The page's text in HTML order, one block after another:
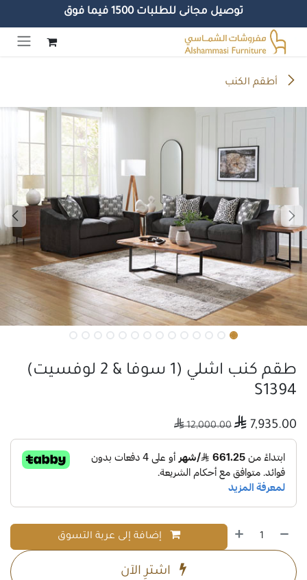
توصيل مجانى للطلبات 1500 فيما فوق
تخطي للذهاب إلى المحتوى
أطقم الكنب
طقم كنب اشلي (1 سوفا & 2 لوفسيت)
S1394
7,935.00
12,000.00

إضافة إلى عربة التسوق
اشترِ الآن